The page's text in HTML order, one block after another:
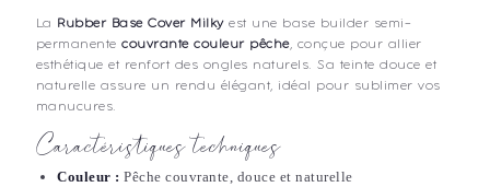
La Rubber Base Cover Milkyest une base builder semi-
permanente couvrante couleur pêche, conçue pour allier
esthétique et renfort des ongles naturels. Sa teinte douce et
naturelle assure un rendu élégant, idéal pour sublimer vos
manucures.
Caractéristiques techniques
Couleur : Pêche couvrante, douce et naturelle